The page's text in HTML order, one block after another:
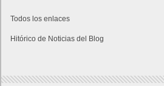
Todos los enlaces
Hitórico de Noticias del Blog